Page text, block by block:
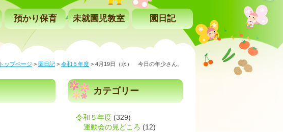
預かり保育 未就園児教室 園日記
トップページ > 園日記 > 令和５年度 > 4月19日（水） 今日の年少さん。
カテゴリー
令和５年度 (329)
運動会の見どころ (12)